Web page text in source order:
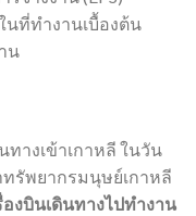
นที่ทำงานเบื้องต้น
น
ทางเข้าเกาหลี ในวัน
รัพยากรมนุษย์เกาหลี
องบินเดินทางไปทำงาน